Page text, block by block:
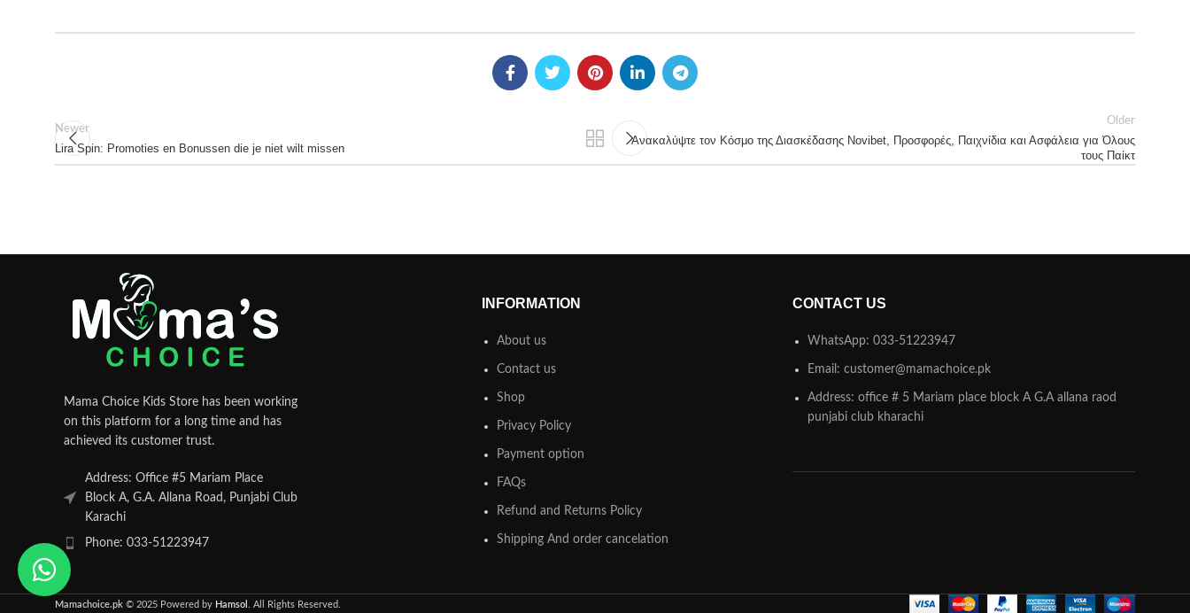
Newer
Lira Spin: Promoties en Bonussen die je niet wilt missen
Older
Ανακαλύψτε τον Κόσμο της Διασκέδασης Novibet, Προσφορές, Παιχνίδια και Ασφάλεια για Όλους
τους Παίκτ
Mama Choice Kids Store has been working
on this platform for a long time and has
achieved its customer trust.
Address: Office #5 Mariam Place
Block A, G.A. Allana Road, Punjabi Club
Karachi
Phone: 033-51223947
INFORMATION
About us
Contact us
Shop
Privacy Policy
Payment option
FAQs
Refund and Returns Policy
Shipping And order cancelation
CONTACT US
WhatsApp: 033-51223947
Email: customer@mamachoice.pk
Address: office # 5 Mariam place block A G.A allana raod
punjabi club kharachi
Mamachoice.pk © 2025 Powered by Hamsol . All Rights Reserved.